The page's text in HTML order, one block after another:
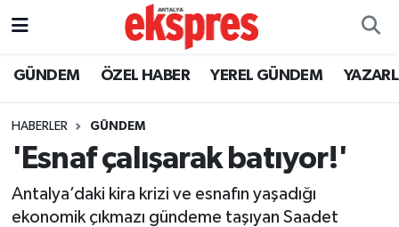
GÜNDEM ÖZEL HABER YEREL GÜNDEM
HABERLER GÜNDEM
'Esnaf çalışarak batıyor!'
Antalya’daki kira krizi ve esnafın yaşadığı
ekonomik çıkmazı gündeme taşıyan Saadet
ÖZEL HABER
YEREL GÜNDEM
EKONOMİ
Nöbetçi Eczaneler
Trafik Durumu
Süper Lig Puan Durumu ve Fikstür